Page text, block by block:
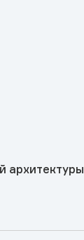
архитектуры